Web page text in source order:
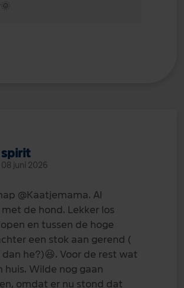
🌞
spirit
08 juni 2026
@Kaatjemama. Al
de hond. Lekker los
en tussen de hoge
een stok aan gerend (
he?)😆. Voor de rest wat
huis. Wilde nog gaan
omdat er nu stond dat